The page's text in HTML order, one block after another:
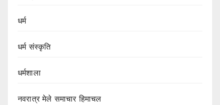
धर्म
धर्म संस्कृति
धर्मशाला
नवरात्र मेले समाचार हिमाचल